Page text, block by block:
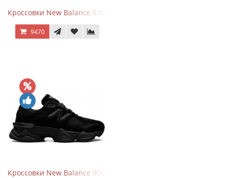
Кроссовки New Balance 530 Festival Pack Clay
9470
Кроссовки New Balance 9060 Triple Black